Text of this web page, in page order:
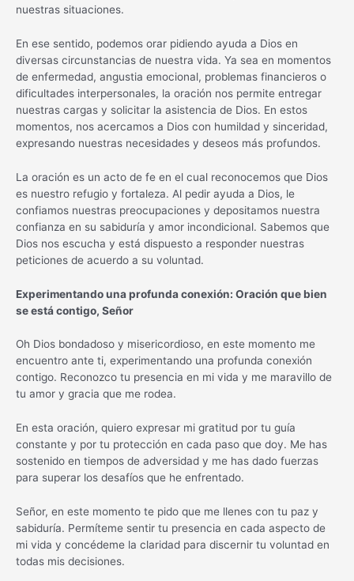
nuestras situaciones.
En ese sentido, podemos orar pidiendo ayuda a Dios en
diversas circunstancias de nuestra vida. Ya sea en momentos
de enfermedad, angustia emocional, problemas financieros o
dificultades interpersonales, la oración nos permite entregar
nuestras cargas y solicitar la asistencia de Dios. En estos
momentos, nos acercamos a Dios con humildad y sinceridad,
expresando nuestras necesidades y deseos más profundos.
La oración es un acto de fe en el cual reconocemos que Dios
es nuestro refugio y fortaleza. Al pedir ayuda a Dios, le
confiamos nuestras preocupaciones y depositamos nuestra
confianza en su sabiduría y amor incondicional. Sabemos que
Dios nos escucha y está dispuesto a responder nuestras
peticiones de acuerdo a su voluntad.
Experimentando una profunda conexión: Oración que bien
se está contigo, Señor
Oh Dios bondadoso y misericordioso, en este momento me
encuentro ante ti, experimentando una profunda conexión
contigo. Reconozco tu presencia en mi vida y me maravillo de
tu amor y gracia que me rodea.
En esta oración, quiero expresar mi gratitud por tu guía
constante y por tu protección en cada paso que doy. Me has
sostenido en tiempos de adversidad y me has dado fuerzas
para superar los desafíos que he enfrentado.
Señor, en este momento te pido que me llenes con tu paz y
sabiduría. Permíteme sentir tu presencia en cada aspecto de
mi vida y concédeme la claridad para discernir tu voluntad en
todas mis decisiones.